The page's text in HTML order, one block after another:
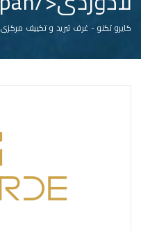
كايرو تكنو - غرف تبريد و تكييف مركزى